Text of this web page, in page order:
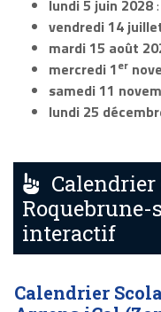
lundi 5 juin 2028
vendredi 14
mardi 15 août
mercredi 1er
samedi 11
lundi 25
interactif
Calendrier